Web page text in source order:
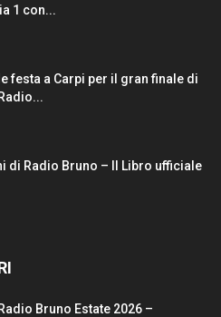
1 con...
festa a Carpi per il gran finale di
di Radio Bruno – Il Libro ufficiale
Bruno Estate 2026 –